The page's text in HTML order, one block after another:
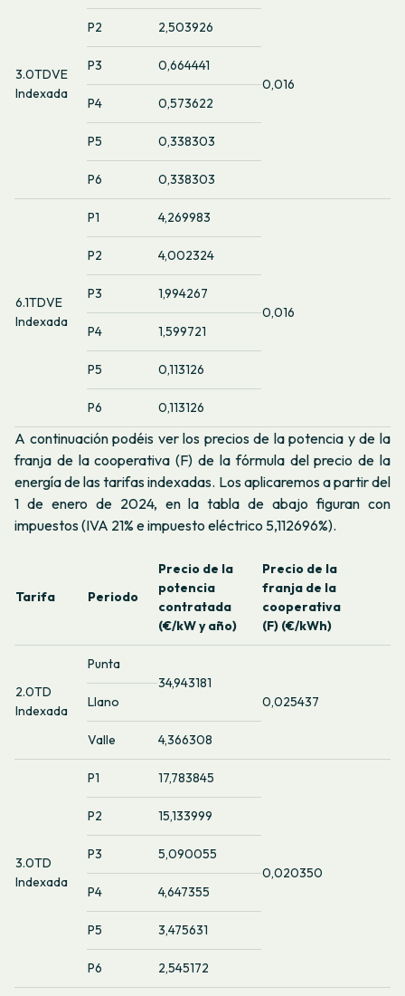
3.0TDVE
Indexada
0,016
P2 2,503926
P3 0,664441
P4 0,573622
P5 0,338303
P6 0,338303
6.1TDVE
Indexada
P1 4,269983
0,016
P2 4,002324
P3 1,994267
P4 1,599721
P5 0,113126
P6 0,113126
A continuación podéis ver los precios de la potencia y de la
franja de la cooperativa (F) de la fórmula del precio de la
energía de las tarifas indexadas. Los aplicaremos a partir del
1 de enero de 2024, en la tabla de abajo figuran con
impuestos (IVA 21% e impuesto eléctrico 5,112696%).
Tarifa Periodo
Precio de la
potencia
contratada
(€/kW y año)
Precio de la
franja de la
cooperativa
(F) (€/kWh)
2.0TD
Indexada
Punta
34,943181
0,025437
Llano
Valle 4,366308
3.0TD
Indexada
P1 17,783845
0,020350
P2 15,133999
P3 5,090055
P4 4,647355
P5 3,475631
P6 2,545172